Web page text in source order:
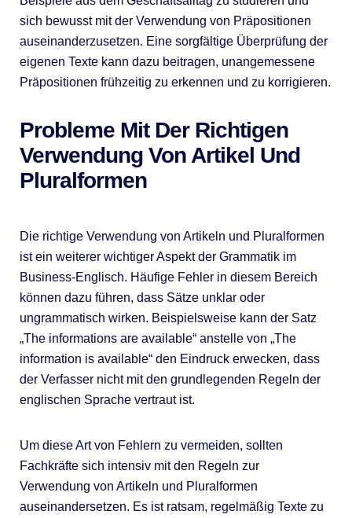
sich bewusst mit der Verwendung von Präpositionen
auseinanderzusetzen. Eine sorgfältige Überprüfung der
eigenen Texte kann dazu beitragen, unangemessene
Präpositionen frühzeitig zu erkennen und zu korrigieren.
Probleme Mit Der Richtigen
Verwendung Von Artikel Und
Pluralformen
Die richtige Verwendung von Artikeln und Pluralformen
ist ein weiterer wichtiger Aspekt der Grammatik im
Business-Englisch. Häufige Fehler in diesem Bereich
können dazu führen, dass Sätze unklar oder
ungrammatisch wirken. Beispielsweise kann der Satz
„The informations are available“ anstelle von „The
information is available“ den Eindruck erwecken, dass
der Verfasser nicht mit den grundlegenden Regeln der
englischen Sprache vertraut ist.
Um diese Art von Fehlern zu vermeiden, sollten
Fachkräfte sich intensiv mit den Regeln zur
Verwendung von Artikeln und Pluralformen
auseinandersetzen. Es ist ratsam, regelmäßig Texte zu